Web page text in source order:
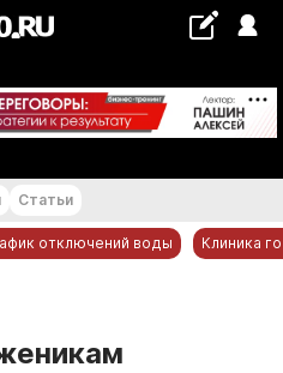
°С
Статьи
отключений воды Клиника